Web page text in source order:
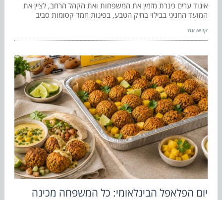
איגוד ערים כינרת מזמין את המשפחות ואת הקהל הרחב, לציין את
המועד החגיגי בבילוי בחיק הטבע, בפינות חמד קסומות סביב
קראו עוד
יום הפלאפל הבינלאומי: כל המשפחה מכינה